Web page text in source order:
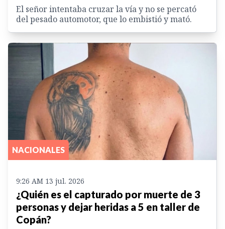
El señor intentaba cruzar la vía y no se percató
del pesado automotor, que lo embistió y mató.
NACIONALES
9:26 AM 13 jul. 2026
¿Quién es el capturado por muerte de 3
personas y dejar heridas a 5 en taller de
Copán?